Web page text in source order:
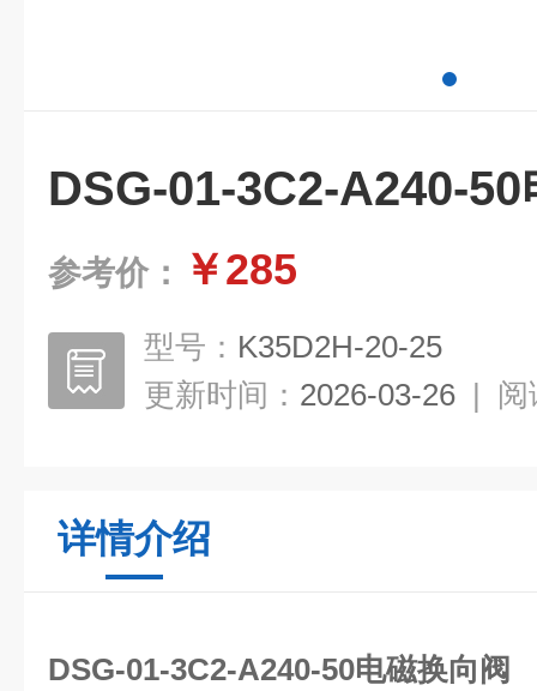
DSG-01-3C2-A240-
参考价： ￥285
型号： K35D2H-20-25
更新时间： 2026-03-26 | 阅
详情介绍
DSG-01-3C2-A240-50电磁换向阀